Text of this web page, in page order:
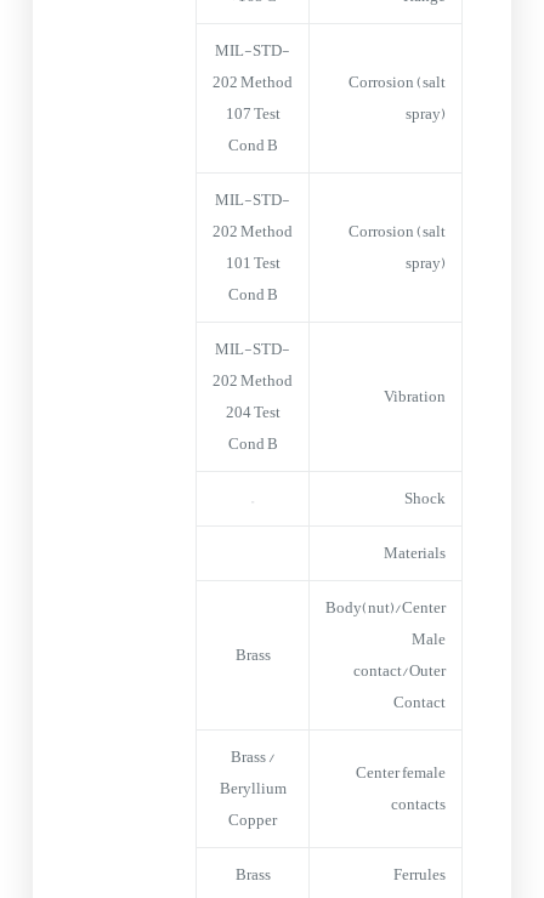
Corrosion (salt
spray)
MIL-STD-
202 Method
107 Test
Cond B
Corrosion (salt
spray)
MIL-STD-
202 Method
101 Test
Cond B
Vibration
MIL-STD-
202 Method
204 Test
Cond B
Shock
–
Materials
Body(nut)/Center
Male
contact/Outer
Contact
Brass
Center female
contacts
Brass /
Beryllium
Copper
Ferrules
Brass